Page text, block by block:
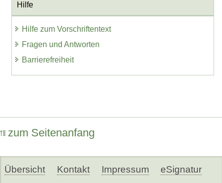
Hilfe
Hilfe zum Vorschriftentext
Fragen und Antworten
Barrierefreiheit
zum Seitenanfang
Übersicht Kontakt Impressum eSignatur